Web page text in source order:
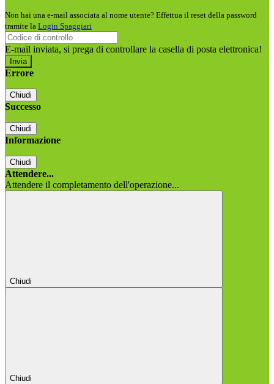
Non hai una e-mail associata al nome utente? Effettua il reset della password
tramite la Login Spaggiari
E-mail inviata, si prega di controllare la casella di posta elettronica!
Errore
Chiudi
Successo
Chiudi
Informazione
Chiudi
Attendere...
Attendere il completamento dell'operazione...
Chiudi
Chiudi